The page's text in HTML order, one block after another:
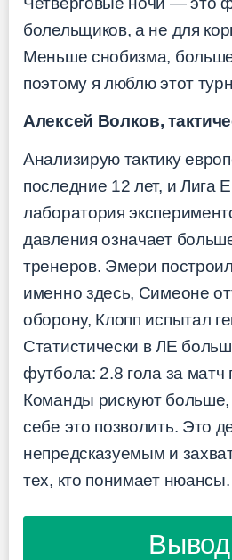
болельщиков, а не для
Меньше снобизма,
поэтому я люблю этот
Алексей Волков,
Анализирую тактику
последние 12 лет, и Лига
лаборатория
давления означает
тренеров. Эмери
именно здесь, Симеоне
оборону, Клопп испытал
Статистически в ЛЕ
футбола: 2.8 гола за матч
Команды рискуют больше,
себе это позволить. Это
непредсказуемым и
тех, кто понимает нюансы.